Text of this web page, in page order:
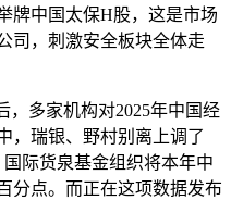
牌中国太保H股，这是市场
司，刺激安全板块全体走
多家机构对2025年中国经
，瑞银、野村别离上调了
际货泉基金组织将本年中
分点。而正在这项数据发布